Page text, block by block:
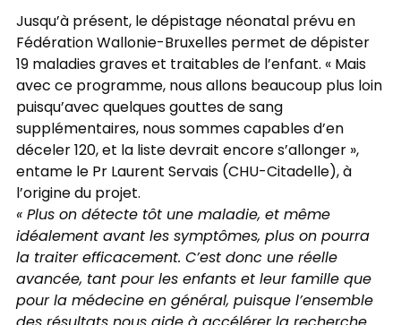
Jusqu’à présent, le dépistage néonatal prévu en
Fédération Wallonie-Bruxelles permet de dépister
19 maladies graves et traitables de l’enfant. « Mais
avec ce programme, nous allons beaucoup plus loin
puisqu’avec quelques gouttes de sang
supplémentaires, nous sommes capables d’en
déceler 120, et la liste devrait encore s’allonger »,
entame le Pr Laurent Servais (CHU-Citadelle), à
l’origine du projet.
« Plus on détecte tôt une maladie, et même
idéalement avant les symptômes, plus on pourra
la traiter efficacement. C’est donc une réelle
avancée, tant pour les enfants et leur famille que
pour la médecine en général, puisque l’ensemble